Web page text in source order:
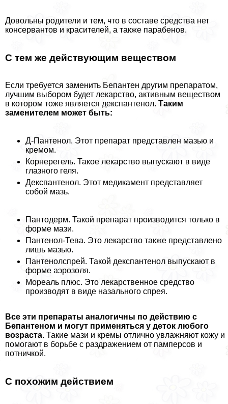
Довольны родители и тем, что в составе средства нет
консервантов и красителей, а также парабенов.
С тем же действующим веществом
Если требуется заменить Бепантен другим препаратом,
лучшим выбором будет лекарство, активным веществом
в котором тоже является декспантенол. Таким
заменителем может быть:
Д-Пантенол. Этот препарат представлен мазью и
кремом.
Корнерегель. Такое лекарство выпускают в виде
глазного геля.
Декспантенол. Этот медикамент представляет
собой мазь.
Пантодерм. Такой препарат производится только в
форме мази.
Пантенол-Тева. Это лекарство также представлено
лишь мазью.
Пантенолспрей. Такой декспантенол выпускают в
форме аэрозоля.
Мореаль плюс. Это лекарственное средство
производят в виде назального спрея.
Все эти препараты аналогичны по действию с
Бепантеном и могут применяться у деток любого
возраста. Такие мази и кремы отлично увлажняют кожу и
помогают в борьбе с раздражением от памперсов и
потничкой.
С похожим действием